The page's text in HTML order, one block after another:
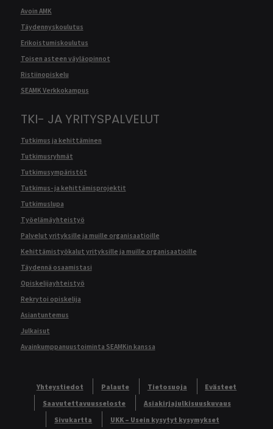
Avoin AMK
Täydennyskoulutus
Erikoistumiskoulutus
Toisen asteen väyläopinnot
Ristiinopiskelu
SEAMK Verkkokampus
TKI- JA YRITYSPALVELUT
Tutkimus ja kehittäminen
Tutkimusryhmät
Tutkimusympäristöt
Tutkimus- ja kehittämisprojektit
Tutkimuslupa
Työelämäyhteistyö
Palvelut yrityksille ja muille organisaatioille
Kehittämistyökalut yrityksille ja muille organisaatioille
Täydennä osaamistasi
Opiskelijayhteistyö
Rekrytoi opiskelija
Asiantuntemus
Julkaisut
Avainkumppanuustoiminta SEAMKin kanssa
Yhteystiedot Palaute Tietosuoja
Evästeet
Saavutettavuusseloste
Asiakirjajulkisuuskuvaus
Sivukartta
UKK – Usein kysytyt kysymykset